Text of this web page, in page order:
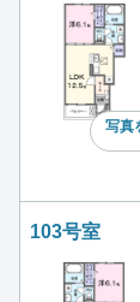
写真
103号室